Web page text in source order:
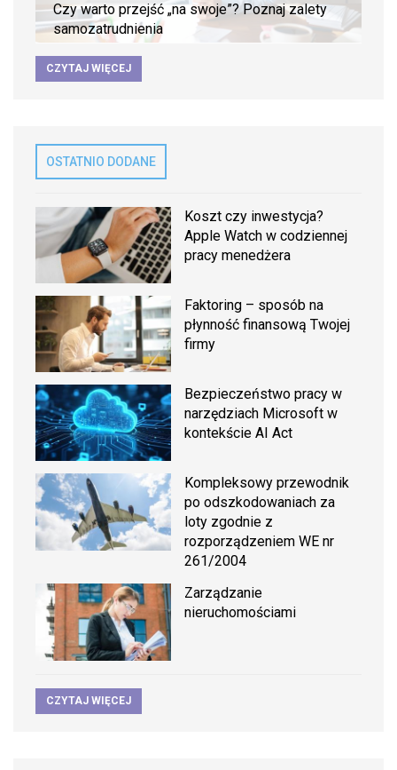
Czy warto przejść „na swoje”? Poznaj zalety
samozatrudnienia
CZYTAJ WIĘCEJ
OSTATNIO DODANE
Koszt czy inwestycja?
Apple Watch w codziennej
pracy menedżera
Faktoring – sposób na
płynność finansową Twojej
firmy
Bezpieczeństwo pracy w
narzędziach Microsoft w
kontekście AI Act
Kompleksowy przewodnik
po odszkodowaniach za
loty zgodnie z
rozporządzeniem WE nr
261/2004
Zarządzanie
nieruchomościami
CZYTAJ WIĘCEJ